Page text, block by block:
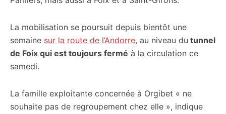
La mobilisation se poursuit depuis bientôt une
semaine sur la route de l’Andorre, au niveau du tunnel
de Foix qui est toujours fermé à la circulation ce
samedi.
La famille exploitante concernée à Orgibet « ne
souhaite pas de regroupement chez elle », indique